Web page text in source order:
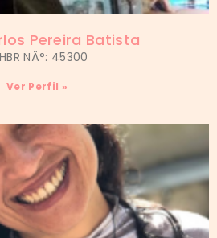
Pereira Batista
NÂ°: 45300
Ver Perfil »